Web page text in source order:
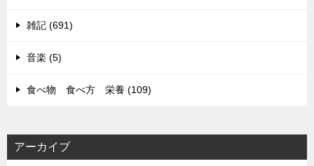
雑記 (691)
音楽 (5)
食べ物 食べ方 栄養 (109)
アーカイブ